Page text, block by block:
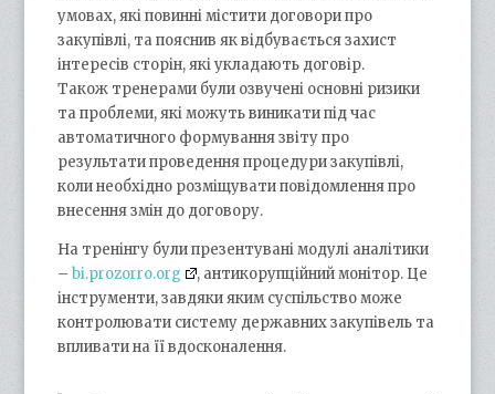
умовах, які повинні містити договори про
закупівлі, та пояснив як відбувається захист
інтересів сторін, які укладають договір.
Також тренерами були озвучені основні ризики
та проблеми, які можуть виникати під час
автоматичного формування звіту про
результати проведення процедури закупівлі,
коли необхідно розміщувати повідомлення про
внесення змін до договору.
На тренінгу були презентувані модулі аналітики
–bi.prozorro.org
, антикорупційний монітор. Це
інструменти, завдяки яким суспільство може
контролювати систему державних закупівель та
впливати на її вдосконалення.